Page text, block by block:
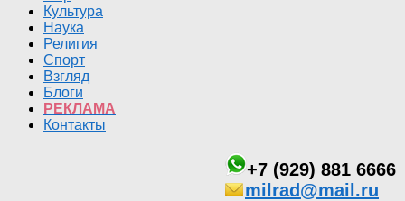
Культура
Наука
Религия
Спорт
Взгляд
Блоги
РЕКЛАМА
Контакты
+7 (929) 881 6666
milrad@mail.ru